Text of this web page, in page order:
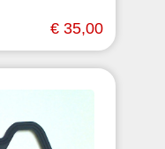
€ 35,00